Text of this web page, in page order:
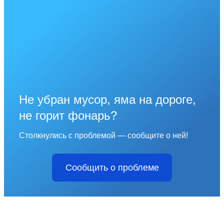
Не убран мусор, яма на дороге,
не горит фонарь?
Столкнулись с проблемой — сообщите о ней!
Сообщить о проблеме